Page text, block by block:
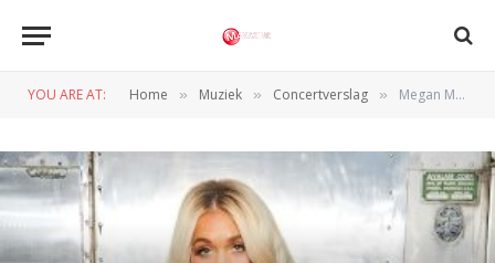
YOU ARE AT: Home » Muziek » Concertverslag » Megan Moroney laat onvergetelijke indruk achter in de Melkweg